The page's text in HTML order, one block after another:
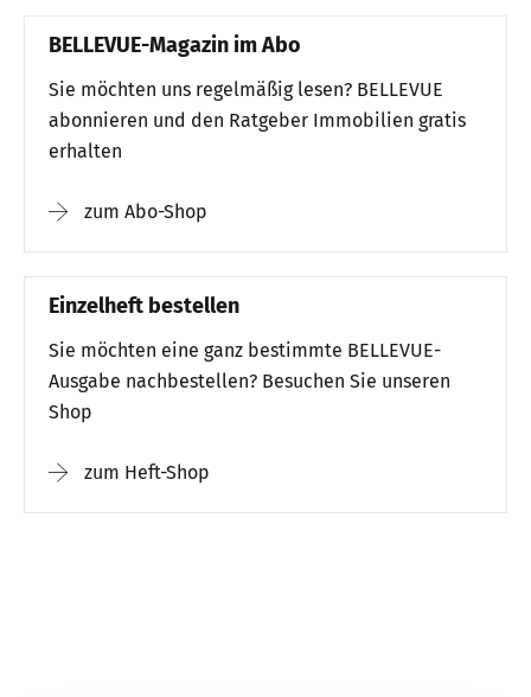
BELLEVUE-Magazin im Abo
Sie möchten uns regelmäßig lesen? BELLEVUE
abonnieren und den Ratgeber Immobilien gratis
erhalten
zum Abo-Shop
Einzelheft bestellen
Sie möchten eine ganz bestimmte BELLEVUE-
Ausgabe nachbestellen? Besuchen Sie unseren
Shop
zum Heft-Shop